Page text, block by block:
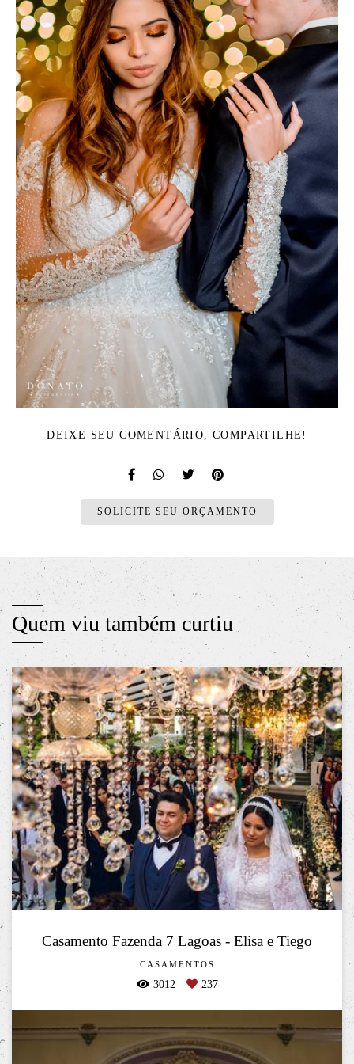
DEIXE SEU COMENTÁRIO, COMPARTILHE!
SOLICITE SEU ORÇAMENTO
Quem viu também curtiu
Casamento Fazenda 7 Lagoas - Elisa e Tiego
CASAMENTOS
3012 237